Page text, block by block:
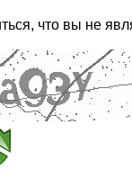
что вы не